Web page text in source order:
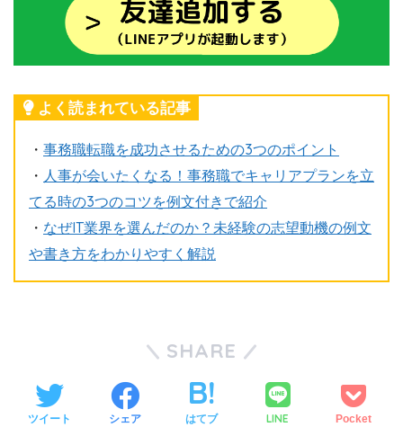
よく読まれている記事
・ 事務職転職を成功させるための3つのポイント
・ 人事が会いたくなる！事務職でキャリアプランを立
てる時の3つのコツを例文付きで紹介
・ なぜIT業界を選んだのか？未経験の志望動機の例文
や書き方をわかりやすく解説
SHARE
ツイート シェア はてブ LINE Pocket